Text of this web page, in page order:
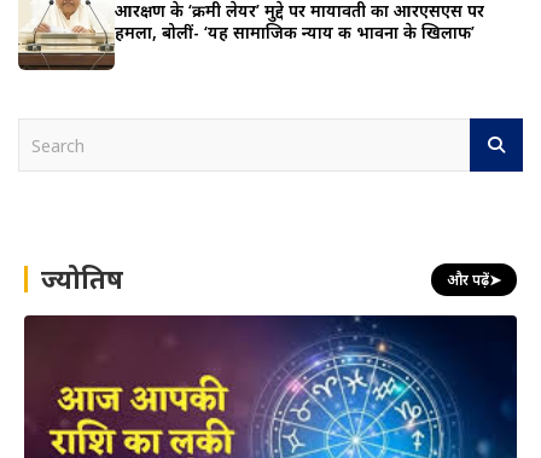
आरक्षण के ‘क्रीमी लेयर’ मुद्दे पर मायावती का आरएसएस पर
हमला, बोलीं- ‘यह सामाजिक न्याय की भावना के खिलाफ’
h ज्योतिष और पढ़ें➤